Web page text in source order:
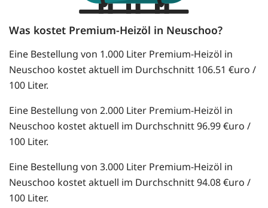
Was kostet Premium-Heizöl in Neuschoo?
Eine Bestellung von 1.000 Liter Premium-Heizöl in
Neuschoo kostet aktuell im Durchschnitt 106.51 €uro /
100 Liter.
Eine Bestellung von 2.000 Liter Premium-Heizöl in
Neuschoo kostet aktuell im Durchschnitt 96.99 €uro /
100 Liter.
Eine Bestellung von 3.000 Liter Premium-Heizöl in
Neuschoo kostet aktuell im Durchschnitt 94.08 €uro /
100 Liter.